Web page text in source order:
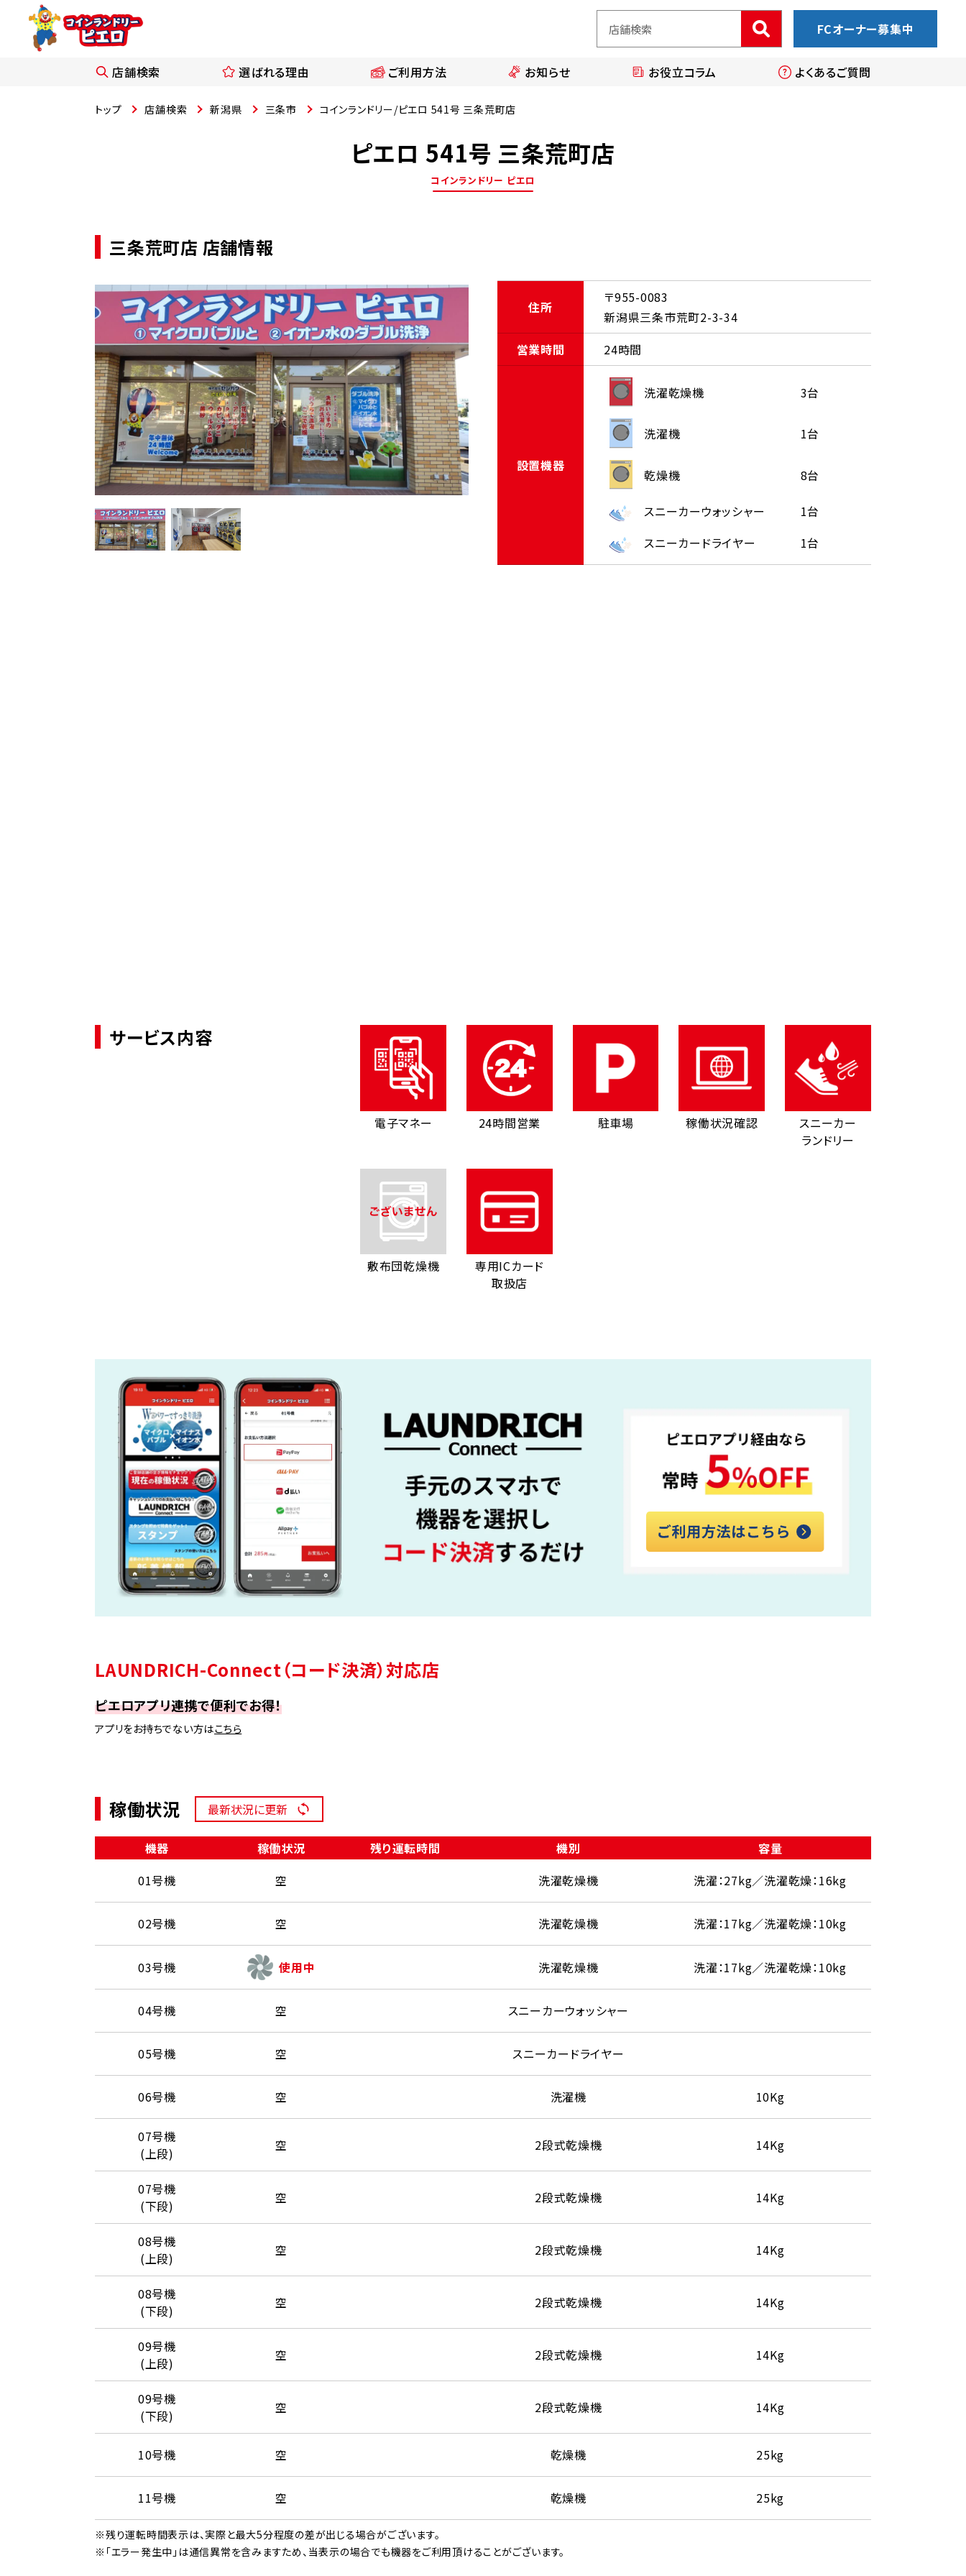
FCオーナー募集中
店舗検索 選ばれる理由 ご利用方法 お知らせ お役立コラム よくあるご質問
トップ 店舗検索 新潟県 三条市 コインランドリー/ピエロ 541号 三条荒町店
ピエロ 541号 三条荒町店
コインランドリー ピエロ
三条荒町店 店舗情報
住所
〒955-0083
新潟県三条市荒町2-3-34
営業時間
24時間
設置機器
洗濯乾燥機 3台
洗濯機 1台
乾燥機 8台
スニーカーウォッシャー
1台
スニーカードライヤー
1台
サービス内容
電子マネー 24時間営業 駐車場 稼働状況確認
スニーカー
ランドリー
敷布団乾燥機
専用ICカード
取扱店
LAUNDRICH-Connect（コード決済）対応店
ピエロアプリ連携で便利でお得！
アプリをお持ちでない方はこちら
稼働状況 最新状況に更新
機器 稼働状況 残り運転時間 機別
容量
01号機
空 洗濯乾燥機 洗濯：27kg／洗濯乾燥：16kg
02号機 空 洗濯乾燥機 洗濯：17kg／洗濯乾燥：10kg
03号機 使用中 洗濯乾燥機 洗濯：17kg／洗濯乾燥：10kg
04号機 空 スニーカーウォッシャー
05号機 空 スニーカードライヤー
06号機 空 洗濯機 10Kg
07号機
(上段)
空 2段式乾燥機 14Kg
07号機
(下段)
空 2段式乾燥機 14Kg
08号機
(上段)
空 2段式乾燥機 14Kg
08号機
(下段)
空 2段式乾燥機 14Kg
09号機
(上段)
空 2段式乾燥機 14Kg
09号機
(下段)
空 2段式乾燥機 14Kg
10号機 空 乾燥機 25kg
11号機 空 乾燥機 25kg
※残り運転時間表示は、実際と最大5分程度の差が出じる場合がございます。
※「エラー発生中」は通信異常を含みますため、当表示の場合でも機器をご利用頂けることがございます。